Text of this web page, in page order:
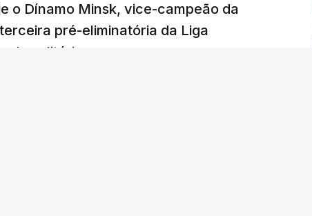
o Dínamo Minsk, vice-campeão da
pré-eliminatória da Liga
solitário.